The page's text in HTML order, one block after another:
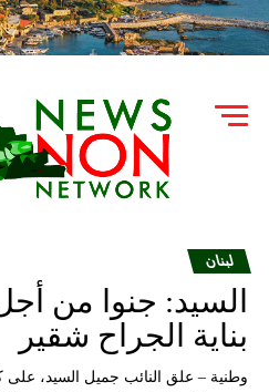
لبنان
السيد: جنوا من
بناية الجراح شقير
وطنية – علق النائب جميل السيد، على